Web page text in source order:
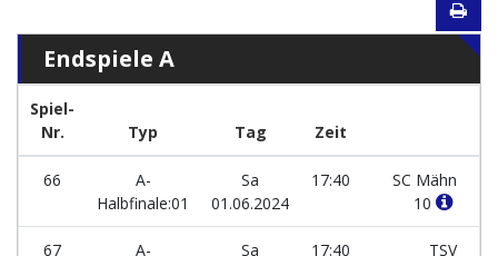
Endspiele A
Spiel-
Nr.
Typ Tag Zeit
66
A-
Halbfinale:01
Sa
01.06.2024
17:40
SC Mähn
10
67
A-
Sa
17:40
TSV